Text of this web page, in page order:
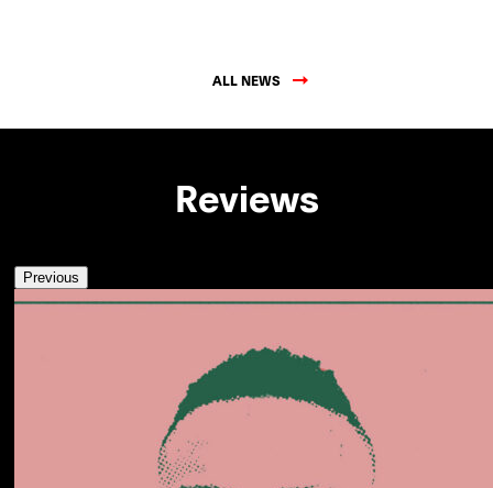
ALL NEWS
Reviews
Previous